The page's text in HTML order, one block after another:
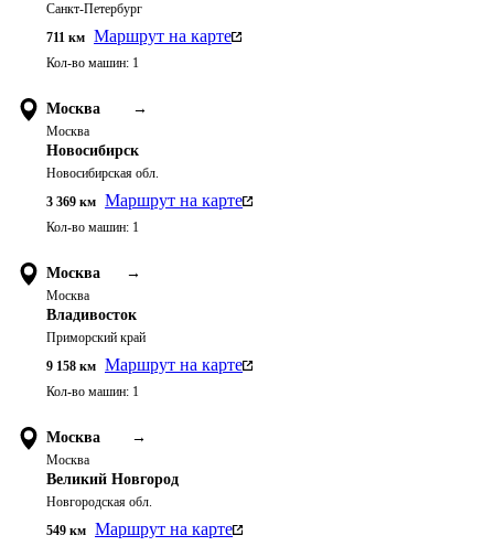
Санкт-Петербург
711 км Маршрут на карте
Кол-во машин: 1
Москва →
Москва
Новосибирск
Новосибирская обл.
3 369 км Маршрут на карте
Кол-во машин: 1
Москва →
Москва
Владивосток
Приморский край
9 158 км Маршрут на карте
Кол-во машин: 1
Москва →
Москва
Великий Новгород
Новгородская обл.
549 км Маршрут на карте